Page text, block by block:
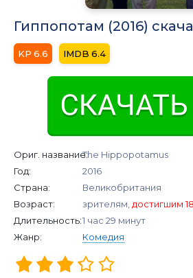
Гиппопотам (2016)
6.6 6.4
Ориг. название:The Hippopotamus
Год:
2016
Страна:
Великобритания
Возраст:
зрителям, достигшим
Длительность:1 час 29 минут
Жанр:
Комедия